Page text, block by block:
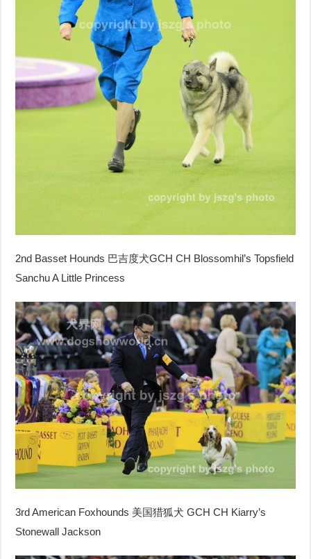
2nd Basset Hounds 巴吉度犬GCH CH Blossomhil’s Topsfield
Sanchu A Little Princess
3rd American Foxhounds 美国猎狐犬 GCH CH Kiarry’s
Stonewall Jackson